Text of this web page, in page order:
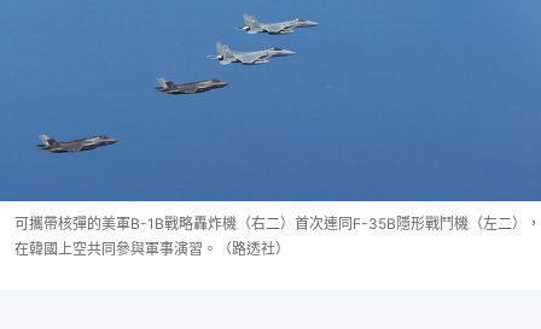
可攜帶核彈的美軍B-1B戰略轟炸機（右二）首次連同F-35B隱形戰鬥機（左二），
在韓國上空共同參與軍事演習。（路透社）